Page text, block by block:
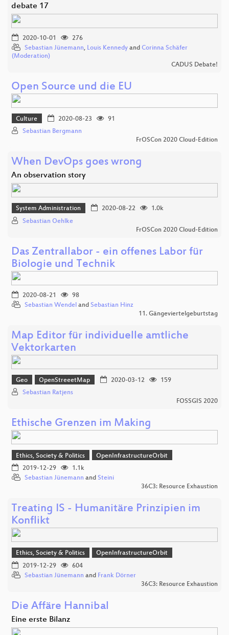
debate 17
2020-10-01
276
Sebastian Jünemann, Louis Kennedy and Corinna Schäfer
(Moderation)
CADUS Debate!
Open Source und die EU
Culture 2020-08-23
91
Sebastian Bergmann
FrOSCon 2020 Cloud-Edition
When DevOps goes wrong
An observation story
System Administration 2020-08-22
1.0k
Sebastian Oehlke
FrOSCon 2020 Cloud-Edition
Das Zentrallabor - ein offenes Labor für
Biologie und Technik
2020-08-21
98
Sebastian Wendel and Sebastian Hinz
11. Gängeviertelgeburtstag
Map Editor für individuelle amtliche
Vektorkarten
Geo OpenStreeetMap 2020-03-12
159
Sebastian Ratjens
FOSSGIS 2020
Ethische Grenzen im Making
Ethics, Society & Politics
OpenInfrastructureOrbit
2019-12-29
1.1k
Sebastian Jünemann and Steini
36C3: Resource Exhaustion
Treating IS - Humanitäre Prinzipien im
Konflikt
Ethics, Society & Politics
OpenInfrastructureOrbit
2019-12-29
604
Sebastian Jünemann and Frank Dörner
36C3: Resource Exhaustion
Die Affäre Hannibal
Eine erste Bilanz